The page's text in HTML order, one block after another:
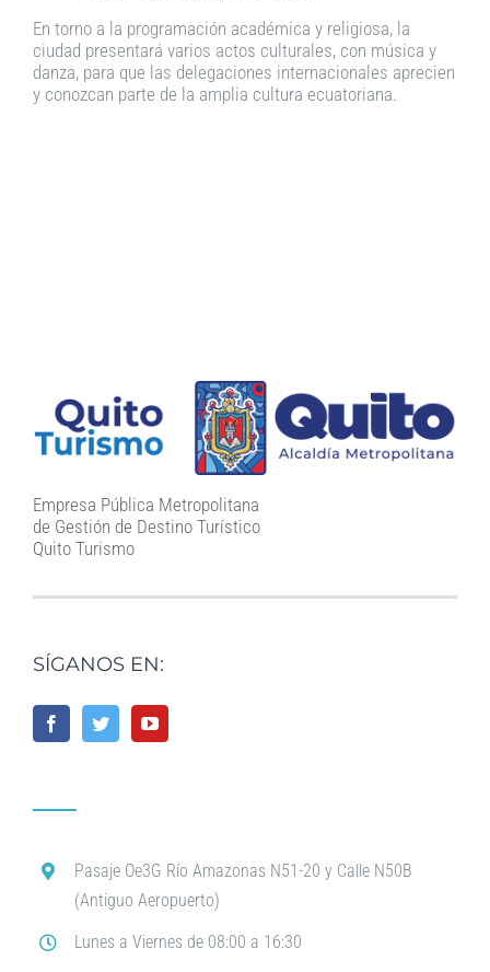
En torno a la programación académica y religiosa, la
ciudad presentará varios actos culturales, con música y
danza, para que las delegaciones internacionales aprecien
y conozcan parte de la amplia cultura ecuatoriana.
Empresa Pública Metropolitana
de Gestión de Destino Turístico
Quito Turismo
SÍGANOS EN:
Pasaje Oe3G Río Amazonas N51-20 y Calle N50B
(Antiguo Aeropuerto)
Lunes a Viernes de 08:00 a 16:30